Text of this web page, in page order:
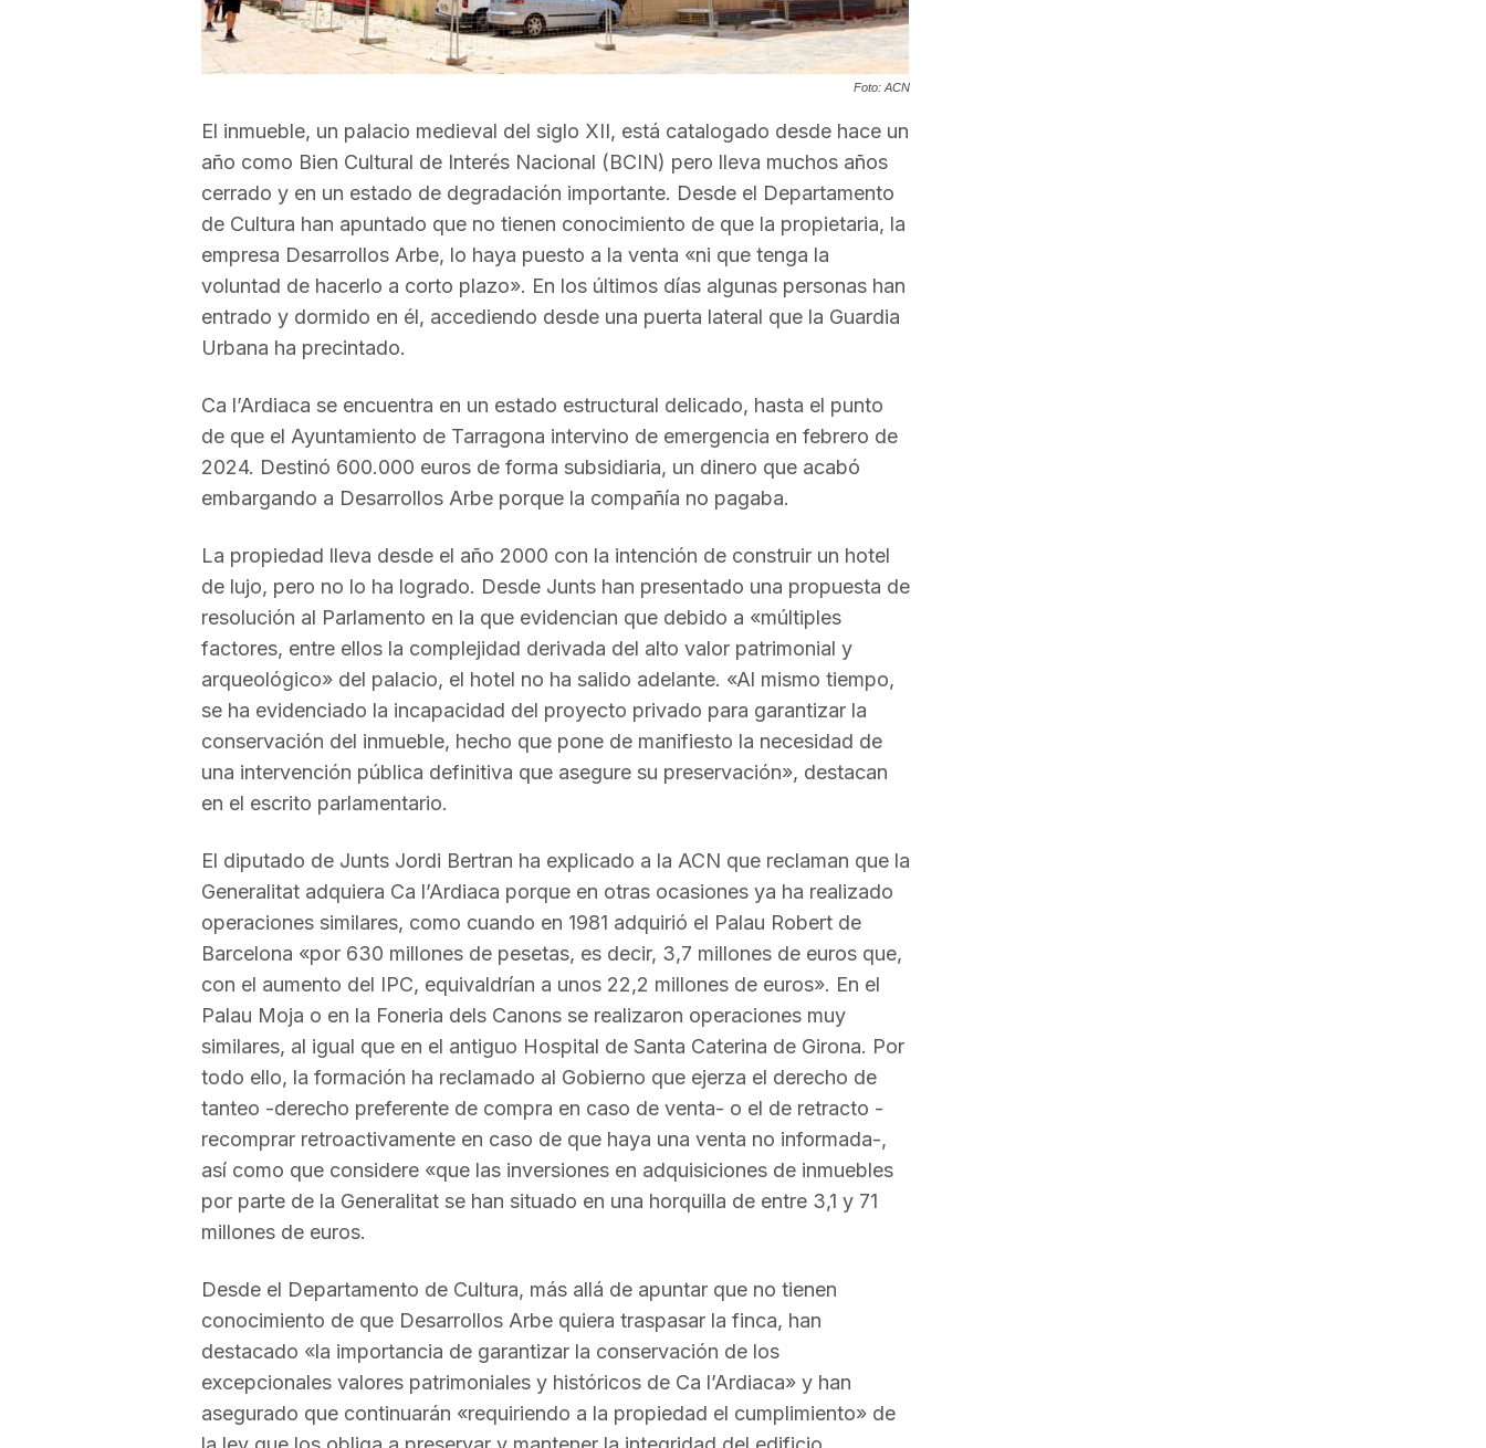
g
n
Foto: ACN
El inmueble, un palacio medieval del siglo XII, está catalogado desde hace un
año como Bien Cultural de Interés Nacional (BCIN) pero lleva muchos años
cerrado y en un estado de degradación importante. Desde el Departamento
de Cultura han apuntado que no tienen conocimiento de que la propietaria, la
empresa Desarrollos Arbe, lo haya puesto a la venta «ni que tenga la
voluntad de hacerlo a corto plazo». En los últimos días algunas personas han
entrado y dormido en él, accediendo desde una puerta lateral que la Guardia
Urbana ha precintado.
Ca l’Ardiaca se encuentra en un estado estructural delicado, hasta el punto
de que el Ayuntamiento de Tarragona intervino de emergencia en febrero de
2024. Destinó 600.000 euros de forma subsidiaria, un dinero que acabó
embargando a Desarrollos Arbe porque la compañía no pagaba.
La propiedad lleva desde el año 2000 con la intención de construir un hotel
de lujo, pero no lo ha logrado. Desde Junts han presentado una propuesta de
resolución al Parlamento en la que evidencian que debido a «múltiples
factores, entre ellos la complejidad derivada del alto valor patrimonial y
arqueológico» del palacio, el hotel no ha salido adelante. «Al mismo tiempo,
se ha evidenciado la incapacidad del proyecto privado para garantizar la
conservación del inmueble, hecho que pone de manifiesto la necesidad de
una intervención pública definitiva que asegure su preservación», destacan
en el escrito parlamentario.
El diputado de Junts Jordi Bertran ha explicado a la ACN que reclaman que la
Generalitat adquiera Ca l’Ardiaca porque en otras ocasiones ya ha realizado
operaciones similares, como cuando en 1981 adquirió el Palau Robert de
Barcelona «por 630 millones de pesetas, es decir, 3,7 millones de euros que,
con el aumento del IPC, equivaldrían a unos 22,2 millones de euros». En el
Palau Moja o en la Foneria dels Canons se realizaron operaciones muy
similares, al igual que en el antiguo Hospital de Santa Caterina de Girona. Por
todo ello, la formación ha reclamado al Gobierno que ejerza el derecho de
tanteo -derecho preferente de compra en caso de venta- o el de retracto -
recomprar retroactivamente en caso de que haya una venta no informada-,
así como que considere «que las inversiones en adquisiciones de inmuebles
por parte de la Generalitat se han situado en una horquilla de entre 3,1 y 71
millones de euros.
Desde el Departamento de Cultura, más allá de apuntar que no tienen
conocimiento de que Desarrollos Arbe quiera traspasar la finca, han
destacado «la importancia de garantizar la conservación de los
excepcionales valores patrimoniales y históricos de Ca l’Ardiaca» y han
asegurado que continuarán «requiriendo a la propiedad el cumplimiento» de